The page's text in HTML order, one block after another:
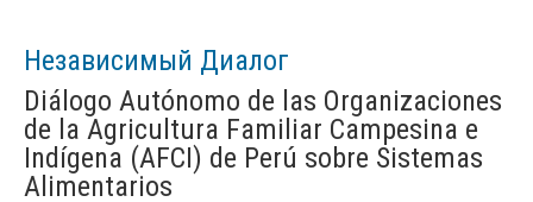
Независимый Диалог
Diálogo Autónomo de las Organizaciones
de la Agricultura Familiar Campesina e
Indígena (AFCI) de Perú sobre Sistemas
Alimentarios